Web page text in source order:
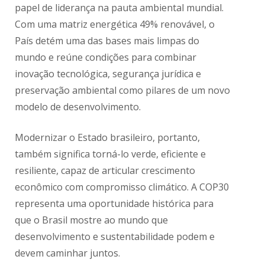
papel de liderança na pauta ambiental mundial.
Com uma matriz energética 49% renovável, o
País detém uma das bases mais limpas do
mundo e reúne condições para combinar
inovação tecnológica, segurança jurídica e
preservação ambiental como pilares de um novo
modelo de desenvolvimento.
Modernizar o Estado brasileiro, portanto,
também significa torná-lo verde, eficiente e
resiliente, capaz de articular crescimento
econômico com compromisso climático. A COP30
representa uma oportunidade histórica para
que o Brasil mostre ao mundo que
desenvolvimento e sustentabilidade podem e
devem caminhar juntos.